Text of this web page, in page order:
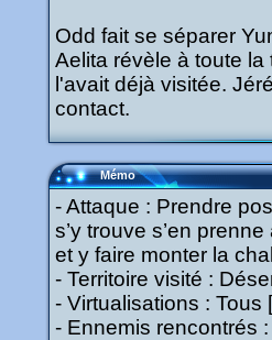
Odd fait se séparer
Aelita révèle à toute
l'avait déjà visitée.
contact.
Mémo
- Attaque : Prendre
s’y trouve s’en
et y faire monter la
- Territoire visité :
- Virtualisations :
- Ennemis rencontrés